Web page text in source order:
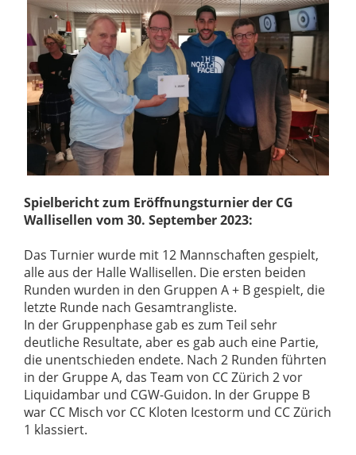
Spielbericht zum Eröffnungsturnier der CG
Wallisellen vom 30. September 2023:
Das Turnier wurde mit 12 Mannschaften gespielt,
alle aus der Halle Wallisellen. Die ersten beiden
Runden wurden in den Gruppen A + B gespielt, die
letzte Runde nach Gesamtrangliste.
In der Gruppenphase gab es zum Teil sehr
deutliche Resultate, aber es gab auch eine Partie,
die unentschieden endete. Nach 2 Runden führten
in der Gruppe A, das Team von CC Zürich 2 vor
Liquidambar und CGW-Guidon. In der Gruppe B
war CC Misch vor CC Kloten Icestorm und CC Zürich
1 klassiert.